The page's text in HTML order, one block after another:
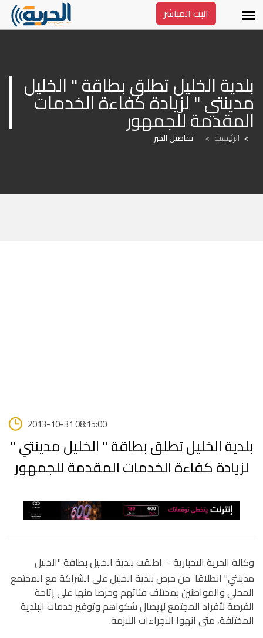
البث المباشر
مدينتي " لزيادة كفاءة الخدمات
المقدمة للجمهور
الرئيسية > تفاصيل الخبر
2013-10-31 08:15:00
بلدية الخليل تطلق بطاقة " الخليل مدينتي "
لزيادة كفاءة الخدمات المقدمة للجمهور
وكالة الحرية الاخبارية - اطلقت بلدية الخليل بطاقة "الخليل
مدينتي" انطلاقا من حرص بلدية الخليل على الشراكة مع المجتمع
المحلي والمواطنين بمختلف فئاتهم وحرصا منها على إتاحة
الفرصة لأفراد المجتمع لإيصال شكواهم وتوفير خدمات البلدية
المختلفة، متى انهوا الاجراءات اللازمة.